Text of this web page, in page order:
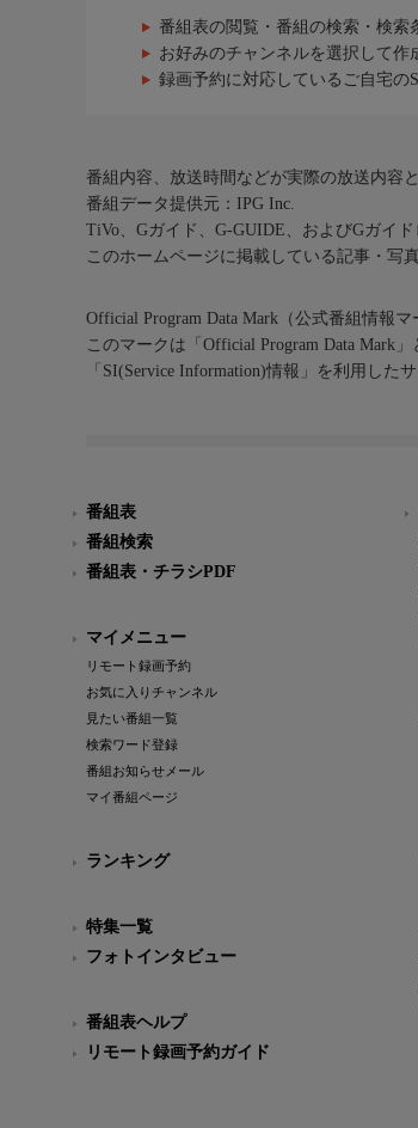
番組表の閲覧・番組の検索・検索
お好みのチャンネルを選択して作
録画予約に対応しているご自宅の
番組内容、放送時間などが実際の放送内容
番組データ提供元：IPG Inc.
TiVo、Gガイド、G-GUIDE、およびGガイ
このホームページに掲載している記事・写
Official Program Data Mark（公式番組情報マ
このマークは「Official Program Data Mark
「SI(Service Information)情報」を利用した
番組表
番組検索
番組表・チラシPDF
マイメニュー
リモート録画予約
お気に入りチャンネル
見たい番組一覧
検索ワード登録
番組お知らせメール
マイ番組ページ
ランキング
特集一覧
フォトインタビュー
番組表ヘルプ
リモート録画予約ガイド